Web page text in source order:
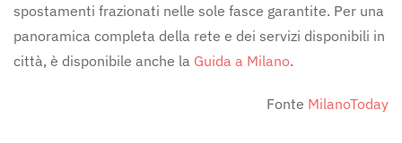
spostamenti frazionati nelle sole fasce garantite. Per una
panoramica completa della rete e dei servizi disponibili in
città, è disponibile anche la Guida a Milano.
Fonte MilanoToday